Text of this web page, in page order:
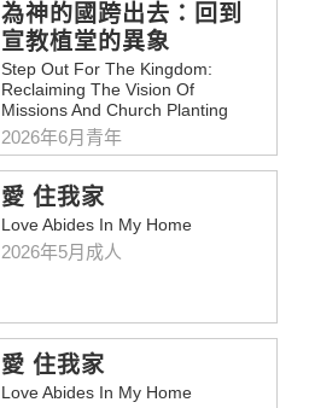
為神的國跨出去：回到
宣教植堂的異象
Step Out For The Kingdom:
Reclaiming The Vision Of
Missions And Church Planting
2026年6月青年
愛 住我家
Love Abides In My Home
2026年5月成人
愛 住我家
Love Abides In My Home